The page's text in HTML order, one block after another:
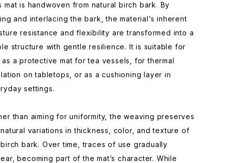
mat is handwoven from natural birch bark. By
and interlacing the bark, the material’s inherent
resistance and flexibility are transformed into a
structure with gentle resilience. It is suitable for
as a protective mat for tea vessels, for thermal
on tabletops, or as a cushioning layer in
settings.
than aiming for uniformity, the weaving preserves
variations in thickness, color, and texture of
bark. Over time, traces of use gradually
becoming part of the mat’s character. While